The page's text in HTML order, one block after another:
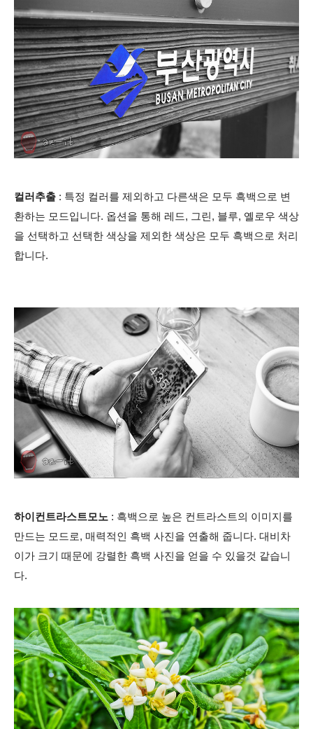
컬러추출 : 특정 컬러를 제외하고 다른색은 모두 흑백으로 변
환하는 모드입니다. 옵션을 통해 레드, 그린, 블루, 옐로우 색상
을 선택하고 선택한 색상을 제외한 색상은 모두 흑백으로 처리
합니다.
하이컨트라스트모노 : 흑백으로 높은 컨트라스트의 이미지를
만드는 모드로, 매력적인 흑백 사진을 연출해 줍니다. 대비차
이가 크기 때문에 강렬한 흑백 사진을 얻을 수 있을것 같습니
다.